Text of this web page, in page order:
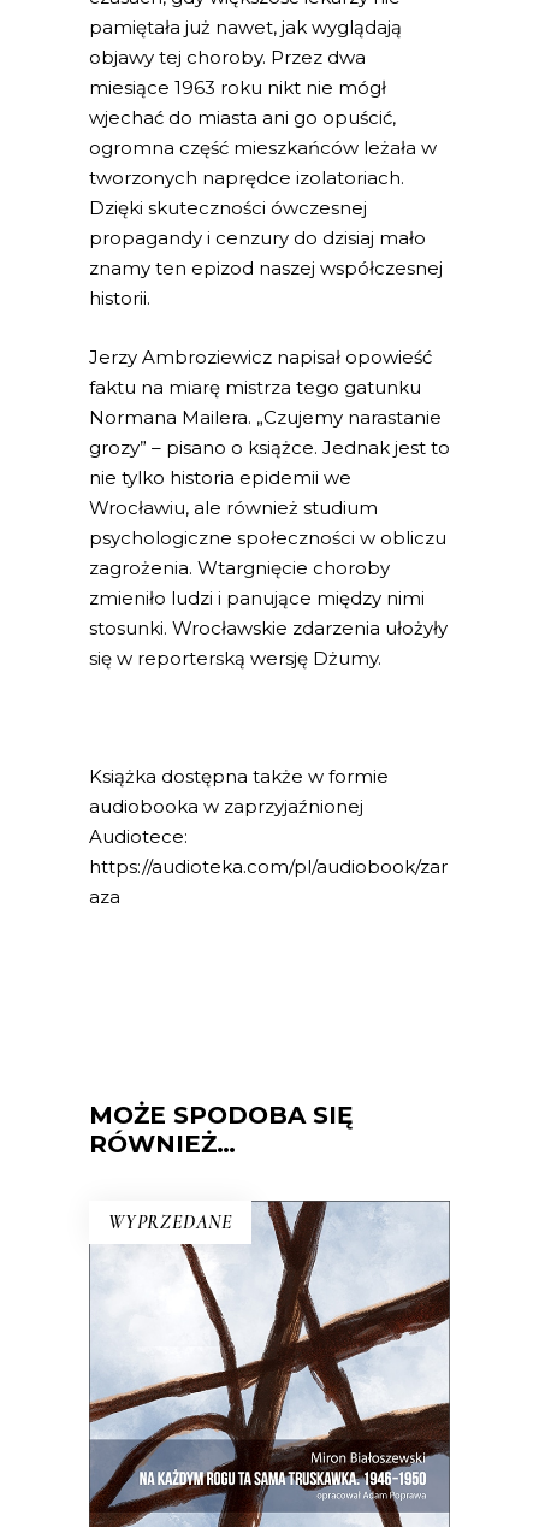
pamiętała już nawet, jak wyglądają
objawy tej choroby. Przez dwa
miesiące 1963 roku nikt nie mógł
wjechać do miasta ani go opuścić,
ogromna część mieszkańców leżała w
tworzonych naprędce izolatoriach.
Dzięki skuteczności ówczesnej
propagandy i cenzury do dzisiaj mało
znamy ten epizod naszej współczesnej
historii.
Jerzy Ambroziewicz napisał opowieść
faktu na miarę mistrza tego gatunku
Normana Mailera. „Czujemy narastanie
grozy” – pisano o książce. Jednak jest to
nie tylko historia epidemii we
Wrocławiu, ale również studium
psychologiczne społeczności w obliczu
zagrożenia. Wtargnięcie choroby
zmieniło ludzi i panujące między nimi
stosunki. Wrocławskie zdarzenia ułożyły
się w reporterską wersję Dżumy.
Książka dostępna także w formie
audiobooka w zaprzyjaźnionej
Audiotece:
https://audioteka.com/pl/audiobook/zar
aza
MOŻE SPODOBA SIĘ
RÓWNIEŻ…
WYPRZEDANE
NA KAŻDYM ROGU TA SAMA
TRUSKAWKA
Zupełnie nowe miasto. Jakaś inna
Warszawa na starych śmieciach. Skąd
się wzięła?